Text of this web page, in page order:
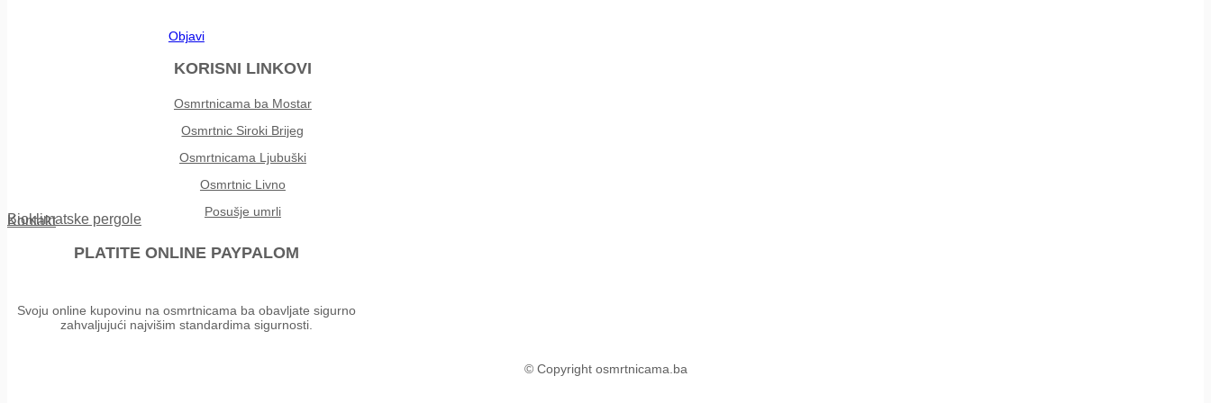
Objavi
KORISNI LINKOVI
Osmrtnicama ba Mostar
Osmrtnic Siroki Brijeg
Osmrtnicama Ljubuški
Osmrtnic Livno
Posušje umrli
Kontakt
Bioklimatske pergole
PLATITE ONLINE PAYPALOM
Svoju online kupovinu na osmrtnicama ba obavljate sigurno
zahvaljujući najvišim standardima sigurnosti.
© Copyright osmrtnicama.ba